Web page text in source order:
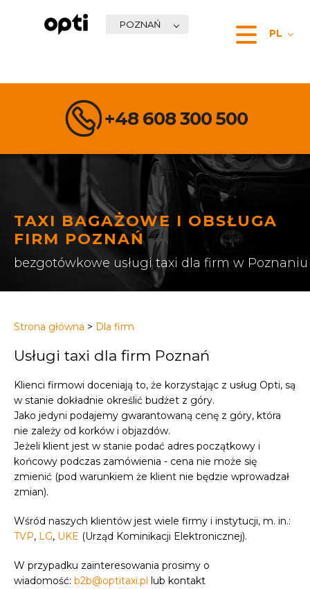
PL
POZNAŃ
+48 608 300 500
TAXI BAGAŻOWE I OBSŁUGA
FIRM POZNAŃ
bezgotówkowe usługi taxi dla firm w Poznaniu
Strona główna > Dla firm
Usługi taxi dla firm Poznań
Klienci firmowi doceniają to, że korzystając z usług Opti, są
w stanie dokładnie określić budżet z góry.
Jako jedyni podajemy gwarantowaną cenę z góry, która
nie zależy od korków i objazdów.
Jeżeli klient jest w stanie podać adres początkowy i
końcowy podczas zamówienia - cena nie może się
zmienić (pod warunkiem że klient nie będzie wprowadzał
zmian).
Wśród naszych klientów jest wiele firmy i instytucji, m. in.:
TVP, LG, UKE (Urząd Kominikacji Elektronicznej).
W przypadku zainteresowania prosimy o
wiadomość: b2b@optitaxi.pl lub kontakt